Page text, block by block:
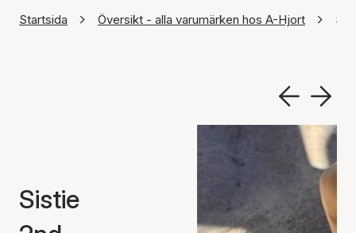
Startsida Översikt - alla varumärken hos A-Hjort
Sistie